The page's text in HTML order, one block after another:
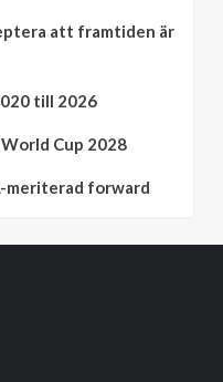
att framtiden är
till 2026
Cup 2028
meriterad forward